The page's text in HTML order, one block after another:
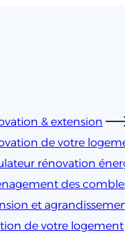
& extension
de votre
rénovation
des
et
de votre logement